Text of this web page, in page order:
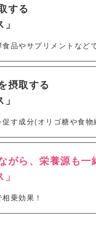
する
品やサプリメントなど
摂取する
す成分(オリゴ糖や食物
がら、栄養源も一
乗効果！